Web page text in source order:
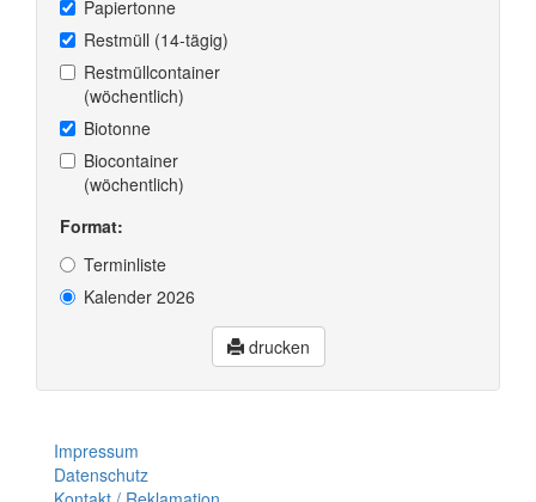
Papiertonne
Restmüll (14-tägig)
Restmüllcontainer
(wöchentlich)
Biotonne
Biocontainer
(wöchentlich)
Format:
Terminliste
Kalender 2026
drucken
Impressum
Datenschutz